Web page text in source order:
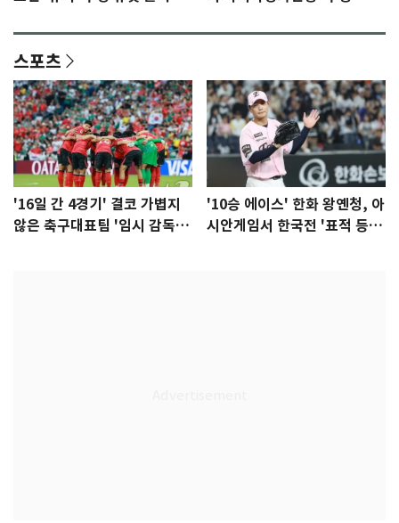
스포츠
'16일 간 4경기' 결코 가볍지
않은 축구대표팀 '임시 감독'
'10승 에이스' 한화 왕옌청, 아
시안게임서 한국전 '표적 등